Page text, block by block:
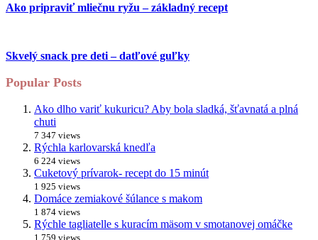
Ako pripraviť mliečnu ryžu – základný recept
Skvelý snack pre deti – datľové guľky
Popular Posts
Ako dlho variť kukuricu? Aby bola sladká, šťavnatá a plná
chuti
7 347 views
Rýchla karlovarská knedľa
6 224 views
Cuketový prívarok- recept do 15 minút
1 925 views
Domáce zemiakové šúlance s makom
1 874 views
Rýchle tagliatelle s kuracím mäsom v smotanovej omáčke
1 759 views